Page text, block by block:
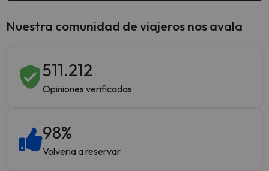
Nuestra comunidad de viajeros nos avala
511.212
Opiniones verificadas
98%
Volveria a reservar